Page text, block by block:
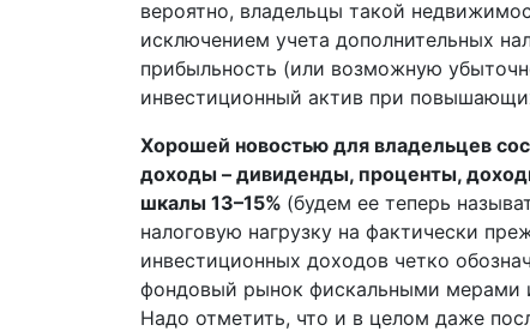
вероятно, владельцы такой
исключением учета дополнительных
прибыльность (или возможную
инвестиционный актив при
Хорошей новостью для владельцев
доходы – дивиденды, проценты,
шкалы 13–15% (будем ее теперь
налоговую нагрузку на фактически
инвестиционных доходов четко
фондовый рынок фискальными мерами
Надо отметить, что и в целом даже